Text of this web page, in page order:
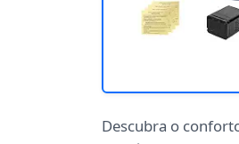
Descubra o